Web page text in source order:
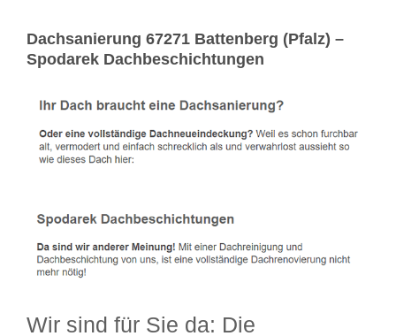
Dachsanierung 67271 Battenberg (Pfalz) –
Spodarek Dachbeschichtungen
Wir sind für Sie da: Die